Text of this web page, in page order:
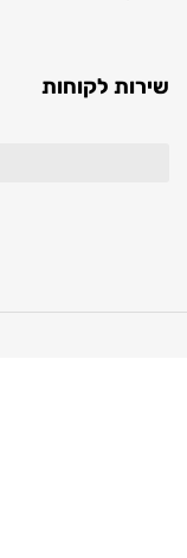
לקוחות